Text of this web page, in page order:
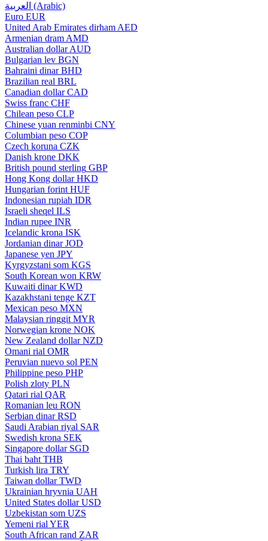
العربية (Arabic)
Euro EUR
United Arab Emirates dirham AED
Armenian dram AMD
Australian dollar AUD
Bulgarian lev BGN
Bahraini dinar BHD
Brazilian real BRL
Canadian dollar CAD
Swiss franc CHF
Chilean peso CLP
Chinese yuan renminbi CNY
Columbian peso COP
Czech koruna CZK
Danish krone DKK
British pound sterling GBP
Hong Kong dollar HKD
Hungarian forint HUF
Indonesian rupiah IDR
Israeli sheqel ILS
Indian rupee INR
Icelandic krona ISK
Jordanian dinar JOD
Japanese yen JPY
Kyrgyzstani som KGS
South Korean won KRW
Kuwaiti dinar KWD
Kazakhstani tenge KZT
Mexican peso MXN
Malaysian ringgit MYR
Norwegian krone NOK
New Zealand dollar NZD
Omani rial OMR
Peruvian nuevo sol PEN
Philippine peso PHP
Polish zloty PLN
Qatari rial QAR
Romanian leu RON
Serbian dinar RSD
Saudi Arabian riyal SAR
Swedish krona SEK
Singapore dollar SGD
Thai baht THB
Turkish lira TRY
Taiwan dollar TWD
Ukrainian hryvnia UAH
United States dollar USD
Uzbekistan som UZS
Yemeni rial YER
South African rand ZAR